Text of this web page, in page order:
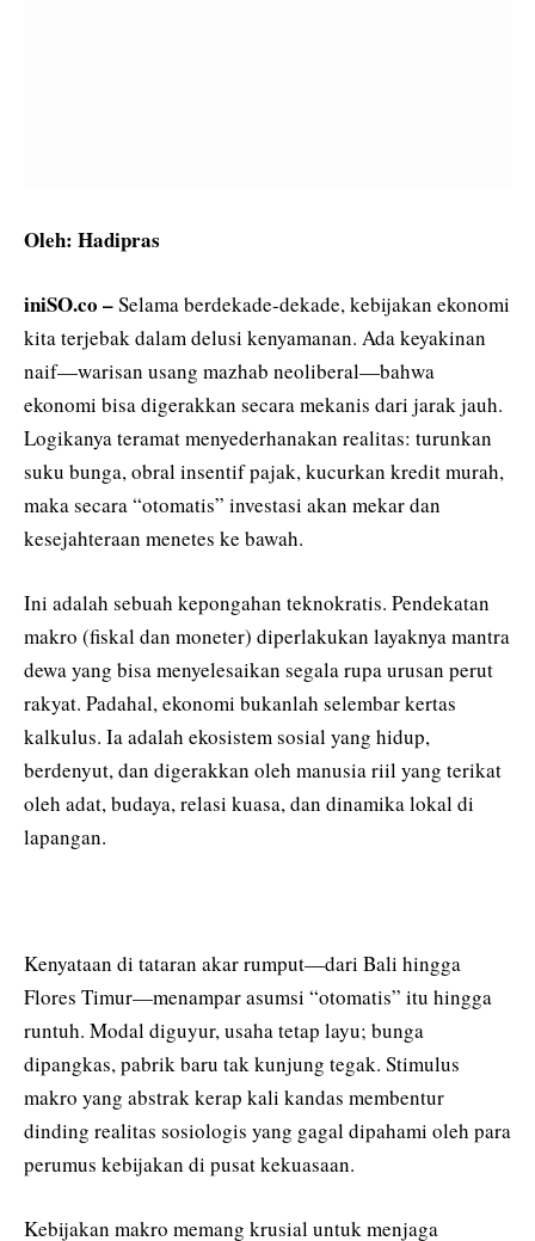
Oleh: Hadipras
iniSO.co –Selama berdekade-dekade, kebijakan ekonomi
kita terjebak dalam delusi kenyamanan. Ada keyakinan
naif—warisan usang mazhab neoliberal—bahwa
ekonomi bisa digerakkan secara mekanis dari jarak jauh.
Logikanya teramat menyederhanakan realitas: turunkan
suku bunga, obral insentif pajak, kucurkan kredit murah,
maka secara “otomatis” investasi akan mekar dan
kesejahteraan menetes ke bawah.
Ini adalah sebuah kepongahan teknokratis. Pendekatan
makro (fiskal dan moneter) diperlakukan layaknya mantra
dewa yang bisa menyelesaikan segala rupa urusan perut
rakyat. Padahal, ekonomi bukanlah selembar kertas
kalkulus. Ia adalah ekosistem sosial yang hidup,
berdenyut, dan digerakkan oleh manusia riil yang terikat
oleh adat, budaya, relasi kuasa, dan dinamika lokal di
lapangan.
Kenyataan di tataran akar rumput—dari Bali hingga
Flores Timur—menampar asumsi “otomatis” itu hingga
runtuh. Modal diguyur, usaha tetap layu; bunga
dipangkas, pabrik baru tak kunjung tegak. Stimulus
makro yang abstrak kerap kali kandas membentur
dinding realitas sosiologis yang gagal dipahami oleh para
perumus kebijakan di pusat kekuasaan.
Kebijakan makro memang krusial untuk menjaga